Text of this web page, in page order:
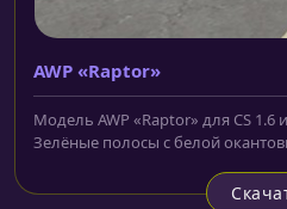
AWP «Raptor»
Модель AWP «Raptor» для CS 1.6
Зелёные полосы с белой